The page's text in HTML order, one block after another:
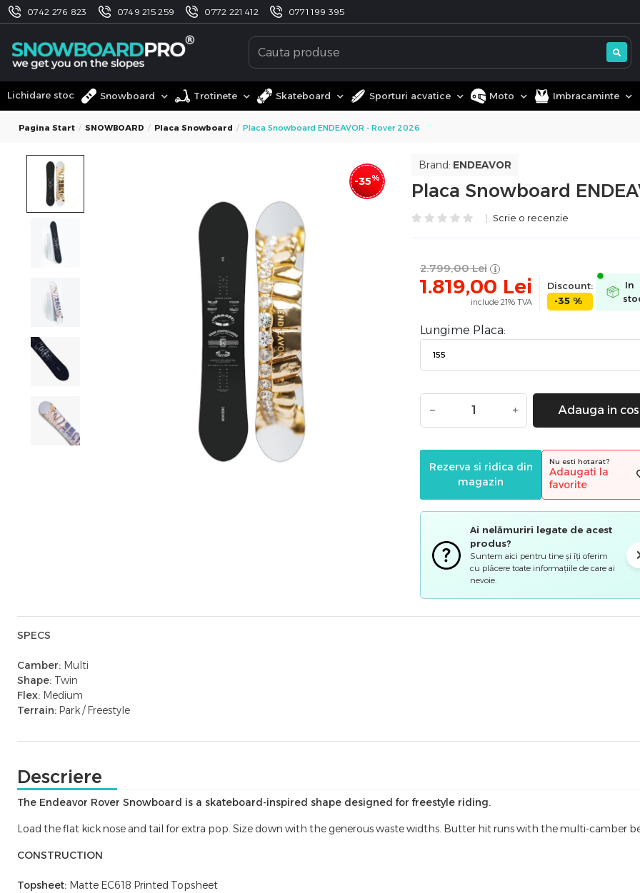
0742 276 823 0749 215 259 0772 221 412 0771 199 395
Lichidare stoc Snowboard Trotinete Skateboard Sporturi acvatice Moto Imbracaminte
Pagina Start SNOWBOARD Placa Snowboard Placa Snowboard ENDEAVOR - Rover 2026
-35%
Brand: ENDEAVOR
Placa Snowboard
Scrie o recenzie
2.799,00 Lei
1.819,00 Lei
include 21% TVA
Discount:
-35 %
In
Lungime Placa:
− + Adauga in cos
Rezerva si ridica din
magazin
Nu esti hotarat?
Adaugati la
favorite
Ai nelămuriri legate de acest
produs?
Suntem aici pentru tine și îți oferim
cu plăcere toate informațiile de care ai
nevoie.
SPECS
Camber: Multi
Shape: Twin
Flex: Medium
Terrain: Park / Freestyle
Descriere
The Endeavor Rover Snowboard is a skateboard-inspired shape designed for freestyle riding.
Load the flat kick nose and tail for extra pop. Size down with the generous waste widths. Butter hit runs with the multi-camber
CONSTRUCTION
Topsheet: Matte EC618 Printed Topsheet